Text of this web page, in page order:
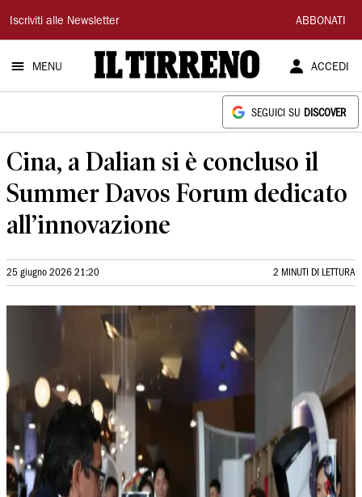
Il
Tirreno
Iscriviti alle Newsletter ABBONATI
MENU ACCEDI
SEGUICI SU DISCOVER
Cina, a Dalian si è concluso il
Summer Davos Forum dedicato
all’innovazione
25 giugno 2026 21:20 2 MINUTI DI LETTURA